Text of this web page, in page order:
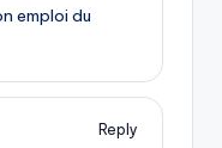
emploi du
Reply